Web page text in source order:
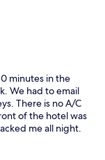
minutes in the
We had to email
There is no A/C
of the hotel was
me all night.